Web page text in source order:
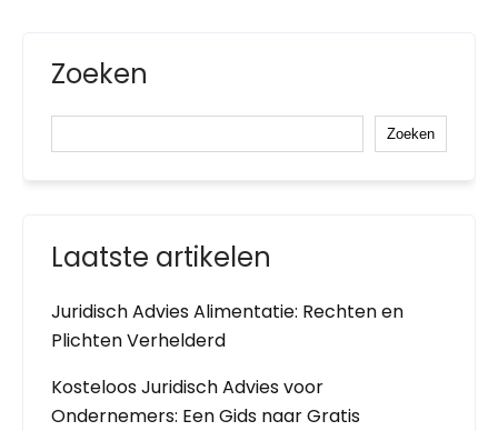
Zoeken
Zoeken
Laatste artikelen
Juridisch Advies Alimentatie: Rechten en
Plichten Verhelderd
Kosteloos Juridisch Advies voor
Ondernemers: Een Gids naar Gratis